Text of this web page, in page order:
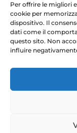
Per offrire le migliori
cookie per
dispositivo. Il
dati come il
questo sito. Non
influire
LEGALE
Avviso legale
Politica sulla
Condizioni di
Copyright ©